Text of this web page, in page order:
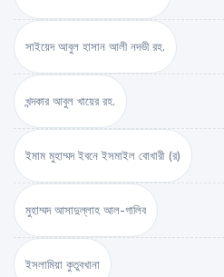
সাইয়েদ আবুল হাসান আলী নদভী রহ.
খন্দকার আবুল খায়ের রহ.
ইমাম মুহাম্মদ ইবনে ইসমাইল বোখারী (র)
মুহাম্মদ আসাদুল্লাহ আল-গালিব
ইসলামিয়া কুতুবখানা